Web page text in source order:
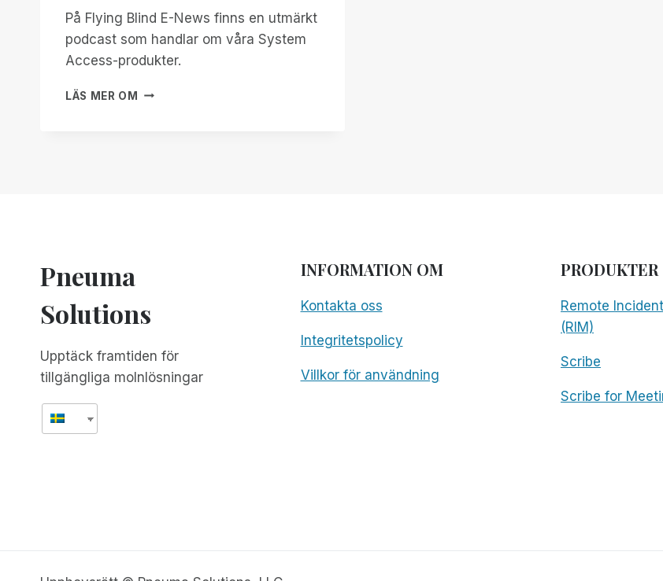
På Flying Blind E-News finns en utmärkt
podcast som handlar om våra System
Access-produkter.
LÄS MER OM UTMÄRKT
Pneuma
Solutions
Upptäck framtiden för
tillgängliga molnlösningar
INFORMATION OM
Kontakta oss
Integritetspolicy
Villkor för användning
PRODUKTER
Remote
(RIM)
Scribe
Scribe for